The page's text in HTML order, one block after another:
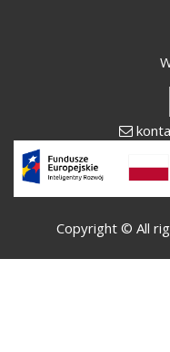
Copyright © All